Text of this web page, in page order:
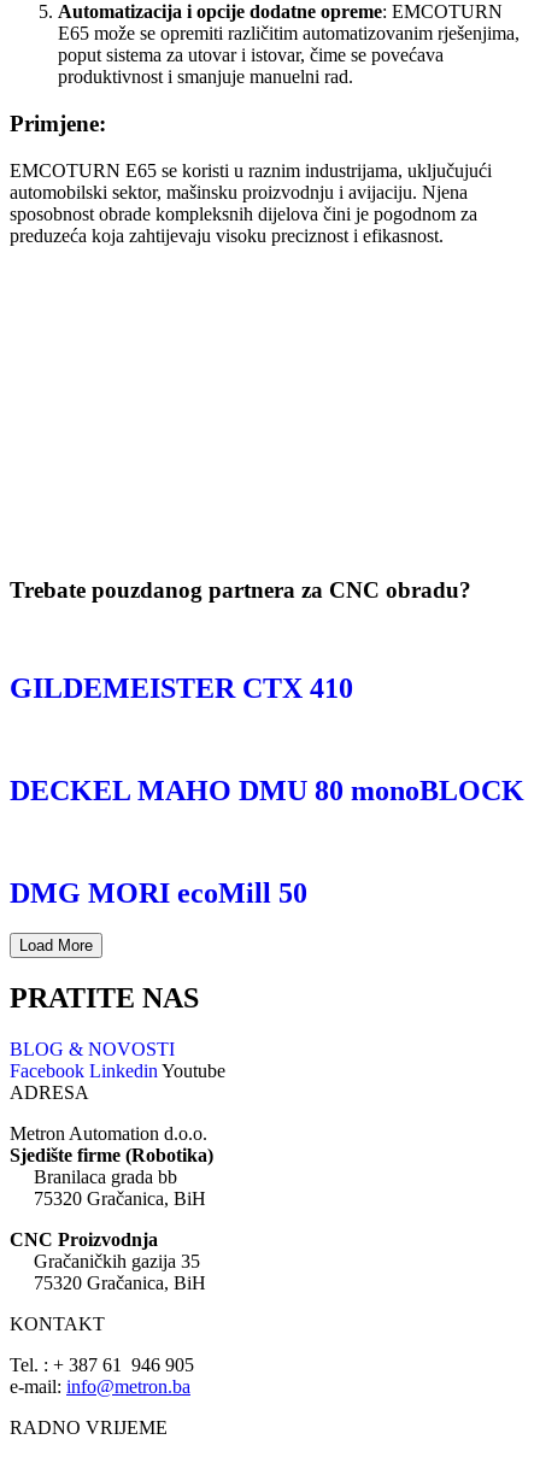
Automatizacija i opcije dodatne opreme: EMCOTURN
E65 može se opremiti različitim automatizovanim rješenjima,
poput sistema za utovar i istovar, čime se povećava
produktivnost i smanjuje manuelni rad.
Primjene:
EMCOTURN E65 se koristi u raznim industrijama, uključujući
automobilski sektor, mašinsku proizvodnju i avijaciju. Njena
sposobnost obrade kompleksnih dijelova čini je pogodnom za
preduzeća koja zahtijevaju visoku preciznost i efikasnost.
Trebate pouzdanog partnera za CNC obradu?
GILDEMEISTER CTX 410
DECKEL MAHO DMU 80 monoBLOCK
DMG MORI ecoMill 50
Load More
PRATITE NAS
BLOG & NOVOSTI
Facebook Linkedin Youtube
ADRESA
Metron Automation d.o.o.
Sjedište firme (Robotika)
Branilaca grada bb
75320 Gračanica, BiH
CNC Proizvodnja
Gračaničkih gazija 35
75320 Gračanica, BiH
KONTAKT
Tel. : + 387 61 946 905
e-mail: info@metron.ba
RADNO VRIJEME